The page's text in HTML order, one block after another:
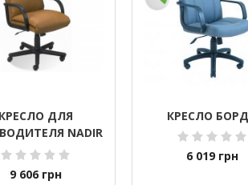
ДЛЯ
NADIR
LB
9 606 грн
КРЕСЛО
6 019 грн